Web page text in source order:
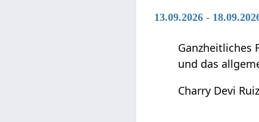
13.09.2026 -
Ganzheitliches
und das
Charry Devi Ruiz